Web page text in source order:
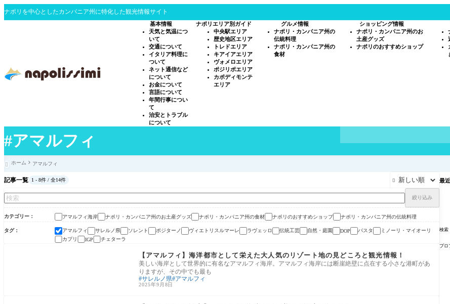
#アマルフィ
ナポリを中心としたカンパニア州に特化した観光情報サイト
基本情報
天気と気温につ
いて
交通について
イタリア料理に
ついて
ネット通信など
について
お金について
言語について
年間行事につい
て
治安とトラブル
について
ナポリエリア別ガイド
中央駅エリア
歴史地区エリア
トレドエリア
キアイアエリア
ヴォメロエリア
ポジリポエリア
カポディモンテ
エリア
グルメ情報
ナポリ・カンパニア州の
伝統料理
ナポリ・カンパニア州の
食材
ショッピング情報
ナポリ・カンパニア州のお
土産グッズ
ナポリのおすすめショップ
 ホーム アマルフィ
記事一覧 1 - 8件 / 全14件 
絞り込み
カテゴリー アマルフィ海岸 ナポリ・カンパニア州のお土産グッズ ナポリ・カンパニア州の食材 ナポリのおすすめショップ ナポリ・カンパニア州の伝統料理
タグ アマルフィ サレルノ県 ソレント ポジターノ ヴィエトリスルマーレ ラヴェッロ 伝統工芸 自然・庭園 DOP パスタ
ミノーリ・マイオーリ
カプリ
IGP チェターラ
アマルフィ海岸
【アマルフィ】海洋都市として栄えた大人気のリゾート地の見どころと観光情報！
美しい海岸として世界的に有名なアマルフィ海岸。アマルフィ海岸には断崖絶壁に点在する小さな港町があ
りますが、その中でも最も
サレルノ県 アマルフィ
2025年9月8日
最
検索
プロ